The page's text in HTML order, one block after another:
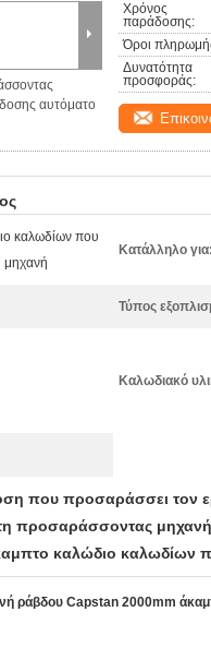
αυτόματο
Χρόνος
παράδοσης:
Όροι
Δυνατότητα
προσφοράς:
καλωδίων που
μηχανή
Κατάλληλο για:
Τύπος
Καλωδιακό
που προσαράσσει τον
προσαράσσοντας μηχανή
καλώδιο καλωδίων
ράβδου Capstan 2000mm